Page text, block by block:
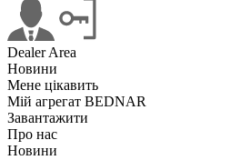
Dealer Area
Новини
Мене цікавить
Мій агрегат BEDNAR
Завантажити
Про нас
Новини